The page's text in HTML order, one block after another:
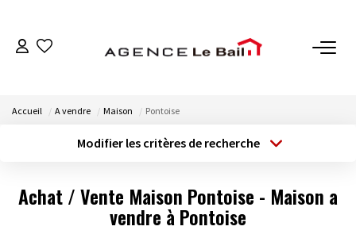
GESTION
Accueil A vendre Maison Pontoise
Modifier les critères de recherche
Sélectionnez...
Type de bien
Surface min
Achat / Vente Maison Pontoise - Maison a
vendre à Pontoise